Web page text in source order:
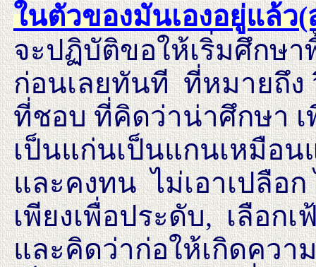
ในตัวของมันเองอยู่แล้ว(
จะปฏิบัติขอให้เริ่มศึกษ
ก่อนเลยทันที ที่หมายถึง
ที่ชอบ ที่คิดว่าน่าศึกษา
เป็นแก่นเป็นแกนเหมือ
และคงทน ไม่เอาเปลือ
เพียงเพื่อประดับ, เลือกเ
และคิดว่าก่อให้เกิดควา